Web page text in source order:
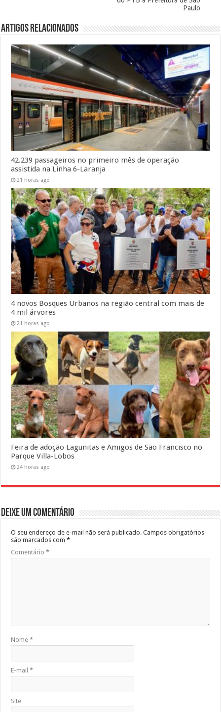
Paulo
Artigos Relacionados
42.239 passageiros no primeiro mês de operação
assistida na Linha 6-Laranja
21 horas ago
4 novos Bosques Urbanos na região central com mais de
4 mil árvores
21 horas ago
Feira de adoção Lagunitas e Amigos de São Francisco no
Parque Villa-Lobos
24 horas ago
Deixe um comentário
O seu endereço de e-mail não será publicado. Campos obrigatórios
são marcados com*
Comentário*
Nome*
E-mail*
Site